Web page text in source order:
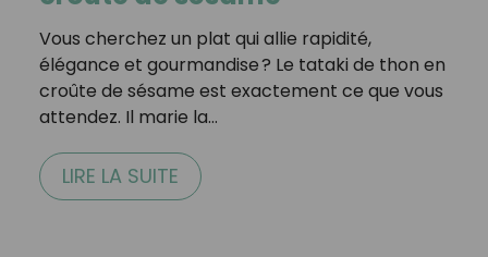
Vous cherchez un plat qui allie rapidité,
élégance et gourmandise ? Le tataki de thon en
croûte de sésame est exactement ce que vous
attendez. Il marie la…
LIRE LA SUITE